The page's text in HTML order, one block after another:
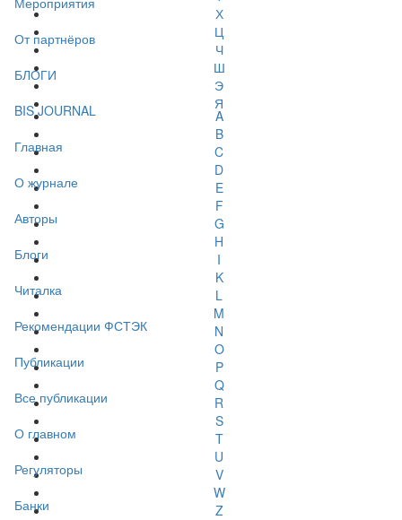
От партнёров
БЛОГИ
BIS JOURNAL
Главная
О журнале
Авторы
Блоги
Читалка
Рекомендации ФСТЭК
Публикации
Все публикации
О главном
Регуляторы
Банки
Х
Ц
Ч
Ш
Э
Я
A
B
C
D
E
F
G
H
I
K
L
M
N
O
P
Q
R
S
T
U
V
W
Z